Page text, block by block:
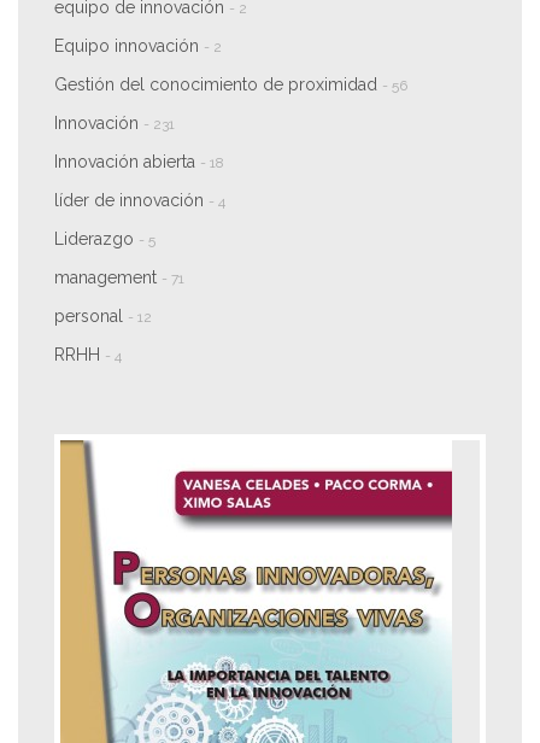
equipo de innovación - 2
Equipo innovación - 2
Gestión del conocimiento de proximidad - 56
Innovación - 231
Innovación abierta - 18
líder de innovación - 4
Liderazgo - 5
management - 71
personal - 12
RRHH - 4